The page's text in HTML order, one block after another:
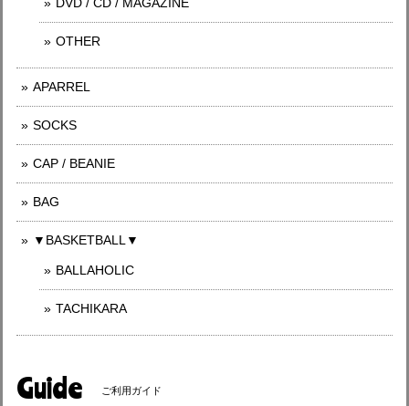
DVD / CD / MAGAZINE
OTHER
APARREL
SOCKS
CAP / BEANIE
BAG
▼BASKETBALL▼
BALLAHOLIC
TACHIKARA
Guide ご利用ガイド